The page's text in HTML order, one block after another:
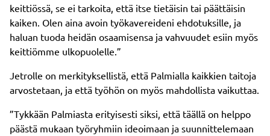
keittiössä, se ei tarkoita, että itse tietäisin tai päättäisin
kaiken. Olen aina avoin työkavereideni ehdotuksille, ja
haluan tuoda heidän osaamisensa ja vahvuudet esiin myös
keittiömme ulkopuolelle.”
Jetrolle on merkityksellistä, että Palmialla kaikkien taitoja
arvostetaan, ja että työhön on myös mahdollista vaikuttaa.
”Tykkään Palmiasta erityisesti siksi, että täällä on helppo
päästä mukaan työryhmiin ideoimaan ja suunnittelemaan